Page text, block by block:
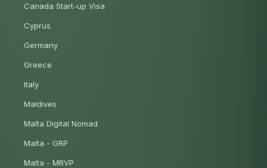
Canada Start-up Visa
Cyprus
Germany
Greece
Italy
Maldives
Malta Digital Nomad
Malta - GRP
Malta - MRVP